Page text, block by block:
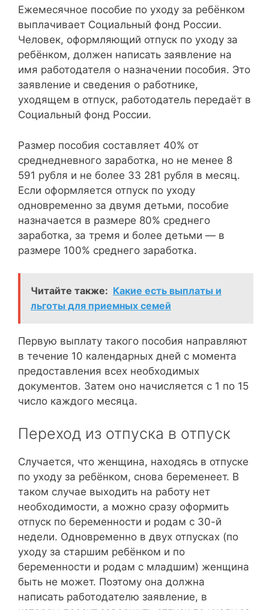
Ежемесячное пособие по уходу за ребёнком
выплачивает Социальный фонд России.
Человек, оформляющий отпуск по уходу за
ребёнком, должен написать заявление на
имя работодателя о назначении пособия. Это
заявление и сведения о работнике,
уходящем в отпуск, работодатель передаёт в
Социальный фонд России.
Размер пособия составляет 40% от
среднедневного заработка, но не менее 8
591 рубля и не более 33 281 рубля в месяц.
Если оформляется отпуск по уходу
одновременно за двумя детьми, пособие
назначается в размере 80% среднего
заработка, за тремя и более детьми — в
размере 100% среднего заработка.
Читайте также: Какие есть выплаты и
льготы для приемных семей
Первую выплату такого пособия направляют
в течение 10 календарных дней с момента
предоставления всех необходимых
документов. Затем оно начисляется с 1 по 15
число каждого месяца.
Переход из отпуска в отпуск
Случается, что женщина, находясь в отпуске
по уходу за ребёнком, снова беременеет. В
таком случае выходить на работу нет
необходимости, а можно сразу оформить
отпуск по беременности и родам с 30-й
недели. Одновременно в двух отпусках (по
уходу за старшим ребёнком и по
беременности и родам с младшим) женщина
быть не может. Поэтому она должна
написать работодателю заявление, в